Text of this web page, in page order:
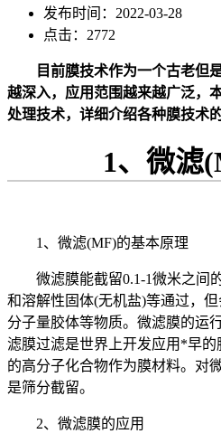
发布时间：2022-03-28
点击：2772
目前膜技术作为一个古老但
越深入，应用范围越来越广泛，
处理技术，详细介绍各种膜技术
1、微滤
1、微滤(MF)的基本原理
微滤膜能截留0.1-1微米之间
和溶解性固体(无机盐)等通过，
分子量胶体等物质。微滤膜的运
滤膜过滤是世界上开发应用*早
的高分子化合物作为膜材料。对
是筛分截留。
2、微滤膜的应用